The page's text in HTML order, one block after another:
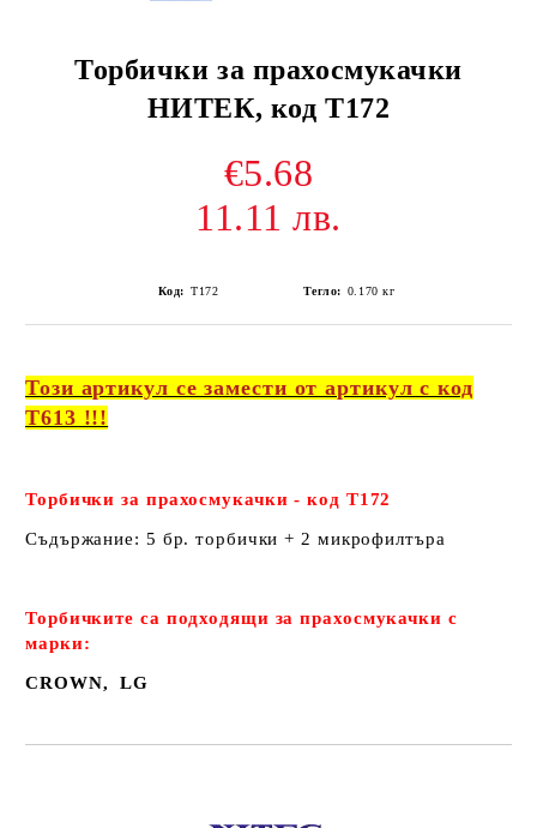
Торбички за прахосмукачки
НИТЕК, код Т172
€5.68
11.11 лв.
Код: Т172 Тегло: 0.170 кг
Този артикул се замести от артикул с код
Т613 !!!
Торбички за прахосмукачки - код Т172
Съдържание: 5 бр. торбички + 2 микрофилтъра
Торбичките са подходящи за прахосмукачки с
марки:
CROWN, LG